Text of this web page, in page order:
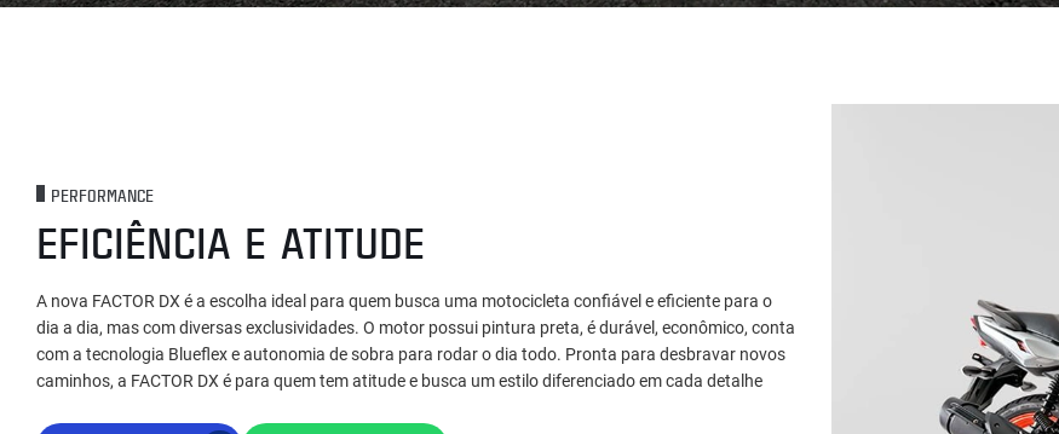
PERFORMANCE
EFICIÊNCIA E ATITUDE
A nova FACTOR DX é a escolha ideal para quem busca uma motocicleta confiável e eficiente para o
dia a dia, mas com diversas exclusividades. O motor possui pintura preta, é durável, econômico, conta
com a tecnologia Blueflex e autonomia de sobra para rodar o dia todo. Pronta para desbravar novos
caminhos, a FACTOR DX é para quem tem atitude e busca um estilo diferenciado em cada detalhe